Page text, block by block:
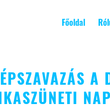
Főoldal
A